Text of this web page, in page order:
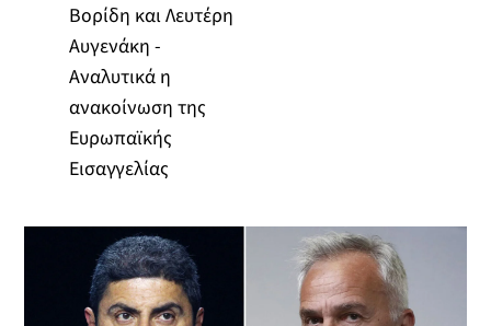
Βορίδη και Λευτέρη
Αυγενάκη -
Αναλυτικά η
ανακοίνωση της
Ευρωπαϊκής
Εισαγγελίας